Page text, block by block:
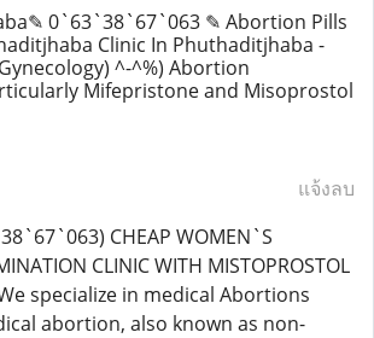
0`63`38`67`063 ✎ Abortion Pills
Clinic In Phuthaditjhaba -
^-^%) Abortion
Mifepristone and Misoprostol
แจ้งลบ
CHEAP WOMEN`S
CLINIC WITH MISTOPROSTOL
We specialize in medical Abortions
abortion, also known as non-